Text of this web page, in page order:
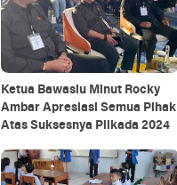
Ketua Bawaslu Minut Rocky
Ambar Apresiasi Semua Pihak
Atas Suksesnya Pilkada 2024